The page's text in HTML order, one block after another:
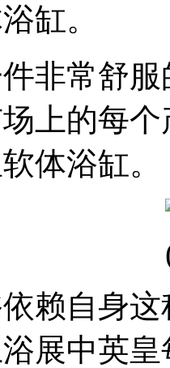
缸。
常舒服
上的每
体浴缸。
自身这
展中英